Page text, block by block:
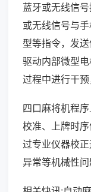
蓝牙或无线信
或无线信号与
型等指令，发
驱动内部微型
过程中进行干预
四口麻将机程
校准、上牌时
过专业仪器校
异常等机械性问